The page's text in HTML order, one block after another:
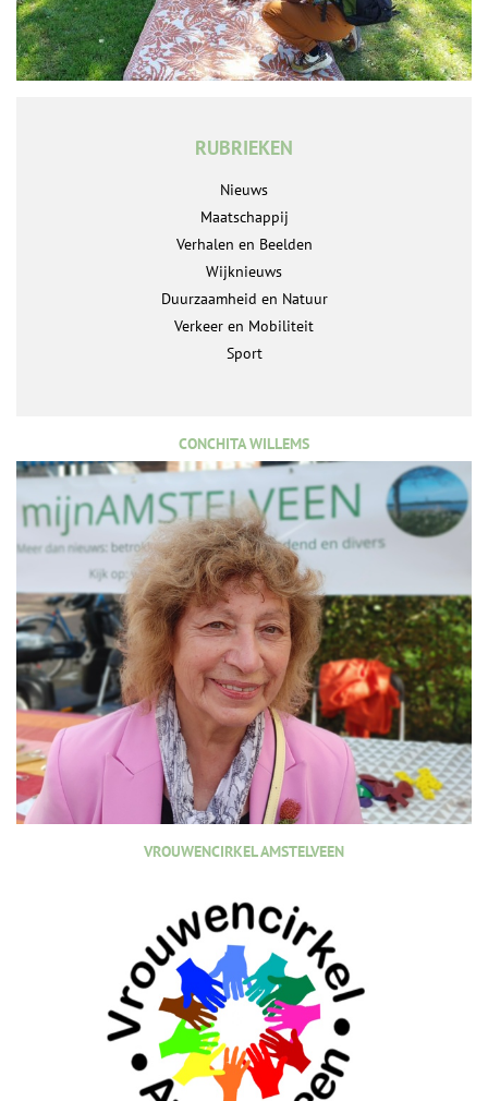
RUBRIEKEN
Nieuws
Maatschappij
Verhalen en Beelden
Wijknieuws
Duurzaamheid en Natuur
Verkeer en Mobiliteit
Sport
CONCHITA WILLEMS
VROUWENCIRKEL AMSTELVEEN